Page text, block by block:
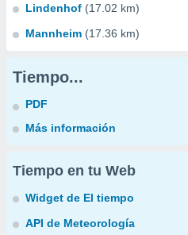
Lindenhof (17.02 km)
Mannheim (17.36 km)
Tiempo...
PDF
Más información
Tiempo en tu Web
Widget de El tiempo
API de Meteorología